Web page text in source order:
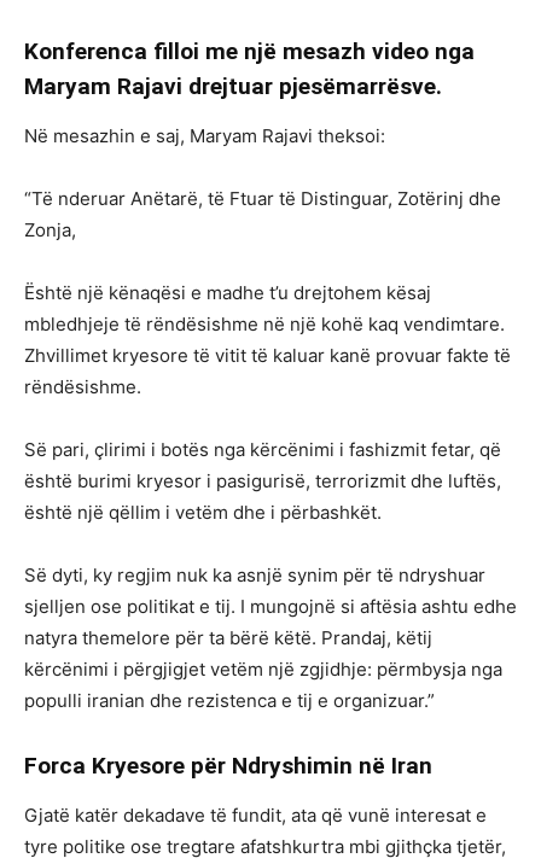
Konferenca filloi me një mesazh video nga
Maryam Rajavi drejtuar pjesëmarrësve.
Në mesazhin e saj, Maryam Rajavi theksoi:
“Të nderuar Anëtarë, të Ftuar të Distinguar, Zotërinj dhe
Zonja,
Është një kënaqësi e madhe t’u drejtohem kësaj
mbledhjeje të rëndësishme në një kohë kaq vendimtare.
Zhvillimet kryesore të vitit të kaluar kanë provuar fakte të
rëndësishme.
Së pari, çlirimi i botës nga kërcënimi i fashizmit fetar, që
është burimi kryesor i pasigurisë, terrorizmit dhe luftës,
është një qëllim i vetëm dhe i përbashkët.
Së dyti, ky regjim nuk ka asnjë synim për të ndryshuar
sjelljen ose politikat e tij. I mungojnë si aftësia ashtu edhe
natyra themelore për ta bërë këtë. Prandaj, këtij
kërcënimi i përgjigjet vetëm një zgjidhje: përmbysja nga
populli iranian dhe rezistenca e tij e organizuar.”
Forca Kryesore për Ndryshimin në Iran
Gjatë katër dekadave të fundit, ata që vunë interesat e
tyre politike ose tregtare afatshkurtra mbi gjithçka tjetër,